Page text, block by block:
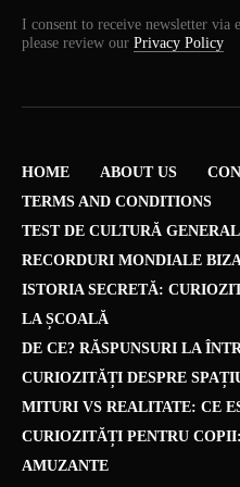
I consent to receive newsletter
please review our Privacy Policy
HOME ABOUT US
TERMS AND CONDITIONS
TEST DE CULTURĂ
RECORDURI MONDIALE
ISTORIA SECRETĂ:
LA ȘCOALĂ
DE CE? RĂSPUNSURI LA
CURIOZITĂȚI DESPRE
MITURI VS REALITATE: CE
CURIOZITĂȚI PENTRU
AMUZANTE